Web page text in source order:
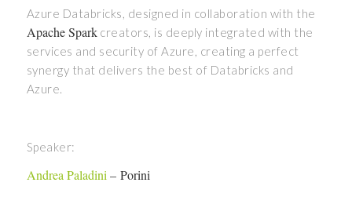
Azure Databricks, designed in collaboration with the
Apache Sparkcreators, is deeply integrated with the
services and security of Azure, creating a perfect
synergy that delivers the best of Databricks and
Azure.
Speaker:
Andrea Paladini– Porini